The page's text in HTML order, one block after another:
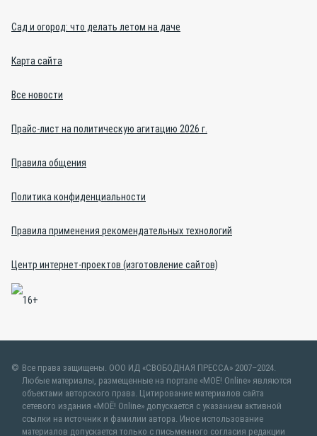
Сад и огород: что делать летом на даче
Карта сайта
Все новости
Прайс-лист на политическую агитацию 2026 г.
Правила общения
Политика конфиденциальности
Правила применения рекомендательных технологий
Центр интернет-проектов (изготовление сайтов)
Все права защищены. ООО ИД «СВОБОДНАЯ ПРЕССА» 2007–2024.
Любые материалы, размещенные на портале «МОЁ! Online» являются
объектами авторского права. Цитирование материалов сайта
сетевого издания «МОЁ! Online» допускается с указанием активной
ссылки на источник и фамилии автора. Иное использование
материалов допускается только с письменного согласия редакции